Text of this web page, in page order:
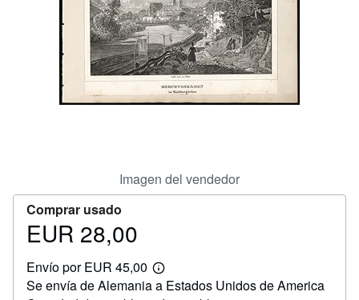
Comenzar a vender
CERRAR
Imagen del vendedor
Comprar usado
Precio
28,00
EUR 28,00
Envío por EUR 45,00
Más
información
sobre
Se envía de Alemania a Estados Unidos de America